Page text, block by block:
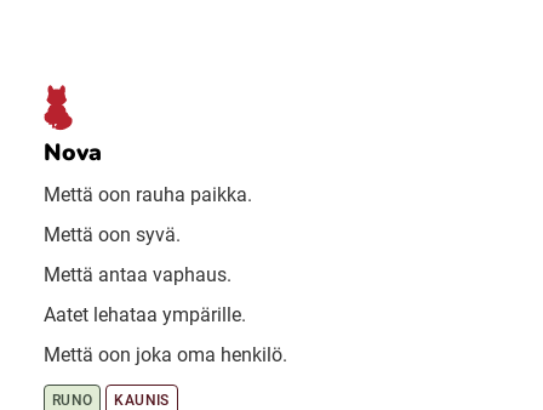
Nova
Mettä oon rauha paikka.
Mettä oon syvä.
Mettä antaa vaphaus.
Aatet lehataa ympärille.
Mettä oon joka oma henkilö.
RUNO KAUNIS